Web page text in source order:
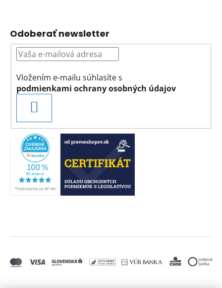
Odoberať newsletter
Vložením e-mailu súhlasíte s
podmienkami ochrany osobných údajov
SA